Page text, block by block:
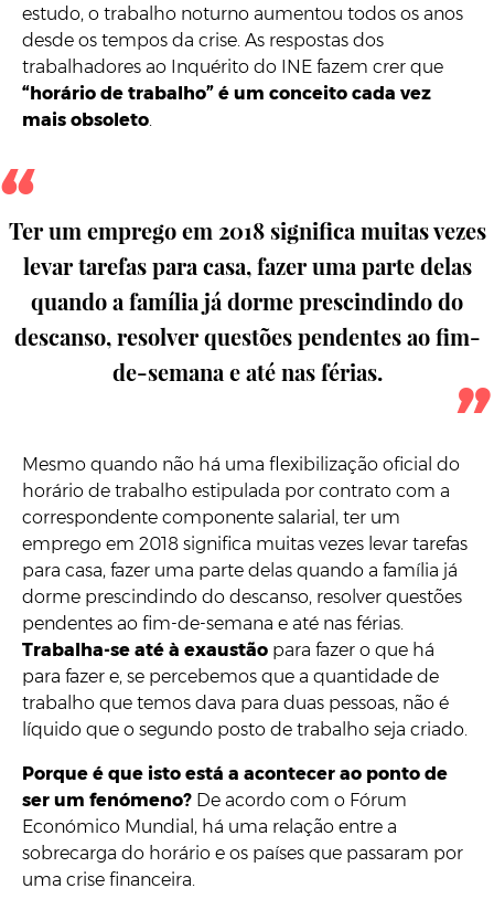
estudo, o trabalho noturno aumentou todos os anos
desde os tempos da crise. As respostas dos
trabalhadores ao Inquérito do INE fazem crer que
“horário de trabalho” é um conceito cada vez
mais obsoleto.
Ter um emprego em 2018 significa muitas vezes
levar tarefas para casa, fazer uma parte delas
quando a família já dorme prescindindo do
descanso, resolver questões pendentes ao fim-
de-semana e até nas férias.
Mesmo quando não há uma flexibilização oficial do
horário de trabalho estipulada por contrato com a
correspondente componente salarial, ter um
emprego em 2018 significa muitas vezes levar tarefas
para casa, fazer uma parte delas quando a família já
dorme prescindindo do descanso, resolver questões
pendentes ao fim-de-semana e até nas férias.
Trabalha-se até à exaustão para fazer o que há
para fazer e, se percebemos que a quantidade de
trabalho que temos dava para duas pessoas, não é
líquido que o segundo posto de trabalho seja criado.
Porque é que isto está a acontecer ao ponto de
ser um fenómeno? De acordo com o Fórum
Económico Mundial, há uma relação entre a
sobrecarga do horário e os países que passaram por
uma crise financeira.